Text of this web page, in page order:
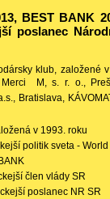
BEST BANK
poslanec
klub, založené
 M, s. r. o.,
Bratislava,
v 1993. roku
politik sveta -
člen vlády SR
poslanec NR SR